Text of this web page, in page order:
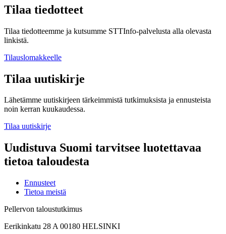
Tilaa tiedotteet
Tilaa tiedotteemme ja kutsumme STTInfo-palvelusta alla olevasta
linkistä.
Tilauslomakkeelle
Tilaa uutiskirje
Lähetämme uutiskirjeen tärkeimmistä tutkimuksista ja ennusteista
noin kerran kuukaudessa.
Tilaa uutiskirje
Uudistuva Suomi tarvitsee luotettavaa
tietoa taloudesta
Ennusteet
Tietoa meistä
Pellervon taloustutkimus
Eerikinkatu 28 A 00180 HELSINKI